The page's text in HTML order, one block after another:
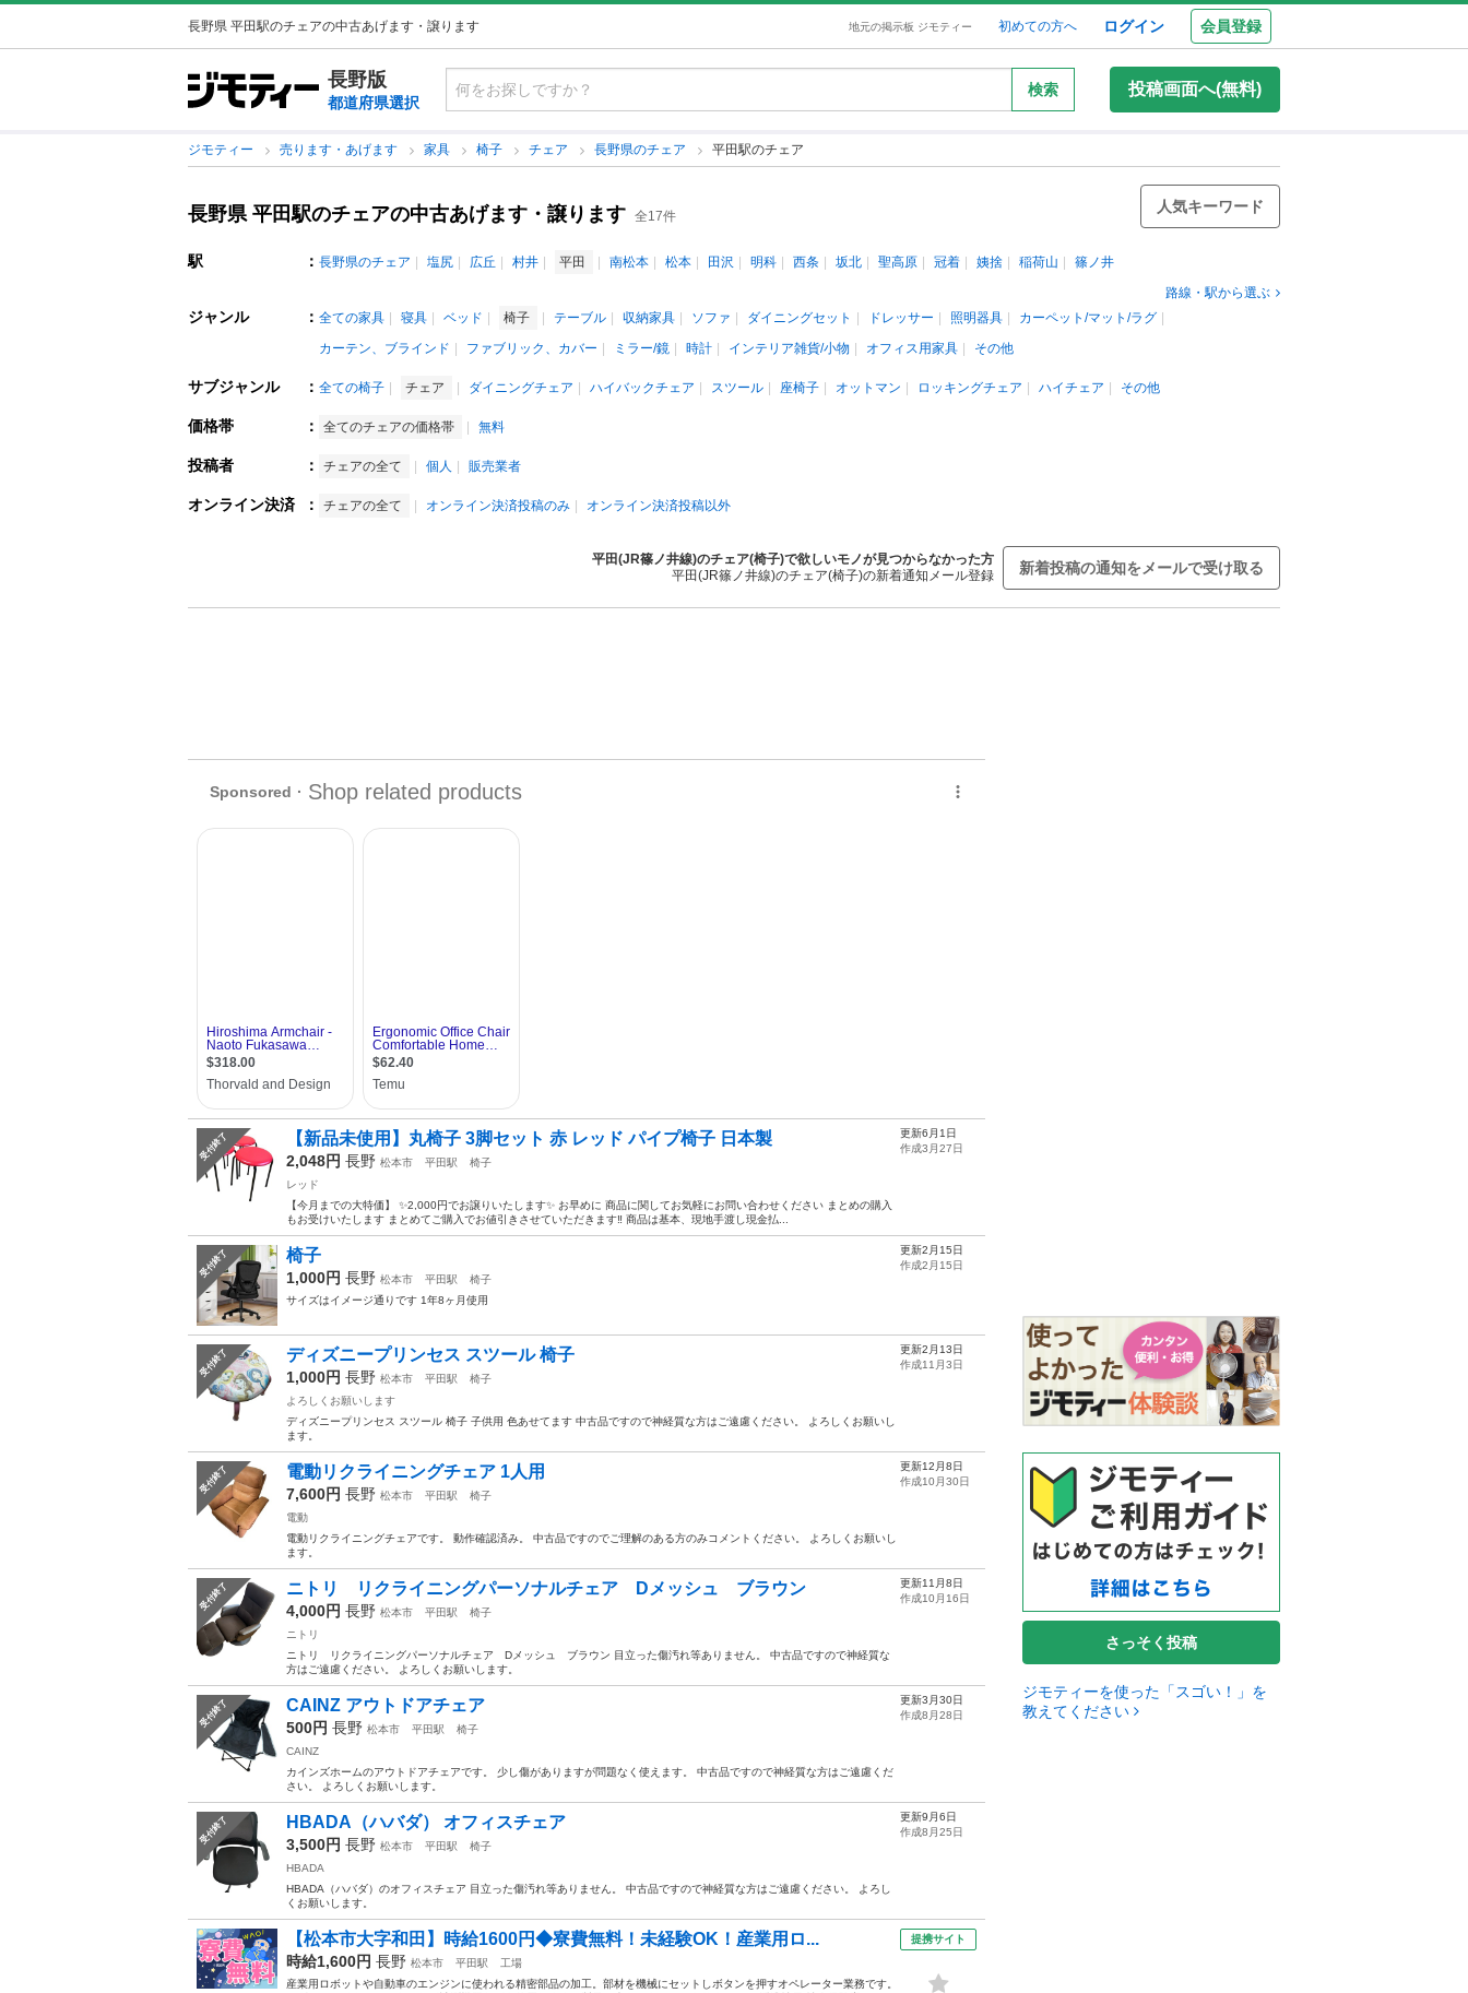
長野県 平田駅のチェアの中古あげます・譲ります 地元の掲示板 ジモティー 初めての方へ ログイン 会員登録
長野版
都道府県選択
検索 投稿画面へ(無料)
ジモティー 売ります・あげます 家具 椅子 チェア 長野県のチェア 平田駅のチェア
長野県 平田駅のチェアの中古あげます・譲ります 全17件
人気キーワード
駅 ： 長野県のチェア 塩尻 広丘 村井 平田 南松本 松本 田沢 明科 西条 坂北 聖高原 冠着 姨捨 稲荷山
篠ノ井
路線・駅から選ぶ
ジャンル ： 全ての家具 寝具 ベッド 椅子 テーブル 収納家具 ソファ ダイニングセット ドレッサー 照明器具
カーペット/マット/ラグ
カーテン、ブラインド
ファブリック、カバー ミラー/鏡 時計 インテリア雑貨/小物 オフィス用家具 その他
サブジャンル ： 全ての椅子 チェア ダイニングチェア ハイバックチェア スツール 座椅子 オットマン ロッキングチェア ハイチェア その他
価格帯 ： 全てのチェアの価格帯 無料
投稿者 ： チェアの全て 個人 販売業者
オンライン決済 ： チェアの全て オンライン決済投稿のみ オンライン決済投稿以外
平田(JR篠ノ井線)のチェア(椅子)で欲しいモノが見つからなかった方
平田(JR篠ノ井線)のチェア(椅子)の新着通知メール登録
新着投稿の通知をメールで受け取る
受付終了 【新品未使用】丸椅子 3脚セット 赤 レッド パイプ椅子 日本製
2,048円 長野 松本市 平田駅
椅子
レッド
【今月までの大特価】 ✨2,000円でお譲りいたします✨ お早めに 商品に関してお気軽にお問い合わせください まとめの購入
もお受けいたします まとめてご購入でお値引きさせていただきます‼︎ 商品は基本、現地手渡し現金払...
更新6月1日
作成3月27日
受付終了 椅子
1,000円 長野 松本市 平田駅
椅子
サイズはイメージ通りです 1年8ヶ月使用
更新2月15日
作成2月15日
受付終了 ディズニープリンセス スツール 椅子
1,000円 長野 松本市 平田駅
椅子
よろしくお願いします
ディズニープリンセス スツール 椅子 子供用 色あせてます 中古品ですので神経質な方はご遠慮ください。 よろしくお願いし
ます。
更新2月13日
作成11月3日
受付終了 電動リクライニングチェア 1人用
7,600円 長野 松本市 平田駅
椅子
電動
電動リクライニングチェアです。 動作確認済み。 中古品ですのでご理解のある方のみコメントください。 よろしくお願いし
ます。
更新12月8日
作成10月30日
受付終了 ニトリ リクライニングパーソナルチェア Dメッシュ ブラウン
4,000円 長野 松本市 平田駅
椅子
ニトリ
ニトリ リクライニングパーソナルチェア Dメッシュ ブラウン 目立った傷汚れ等ありません。 中古品ですので神経質な
方はご遠慮ください。 よろしくお願いします。
更新11月8日
作成10月16日
受付終了 CAINZ アウトドアチェア
500円 長野 松本市 平田駅
椅子
CAINZ
カインズホームのアウトドアチェアです。 少し傷がありますが問題なく使えます。 中古品ですので神経質な方はご遠慮くだ
さい。 よろしくお願いします。
更新3月30日
作成8月28日
受付終了 HBADA（ハバダ） オフィスチェア
3,500円 長野 松本市 平田駅
椅子
HBADA
HBADA（ハバダ）のオフィスチェア 目立った傷汚れ等ありません。 中古品ですので神経質な方はご遠慮ください。 よろし
くお願いします。
更新9月6日
作成8月25日
【松本市大字和田】時給1600円◆寮費無料！未経験OK！産業用ロ...
時給1,600円 長野 松本市 平田駅
工場
産業用ロボットや自動車のエンジンに使われる精密部品の加工。部材を機械にセットしボタンを押すオペレーター業務です。
提携サイト
さっそく投稿
ジモティーを使った「スゴい！」を
教えてください